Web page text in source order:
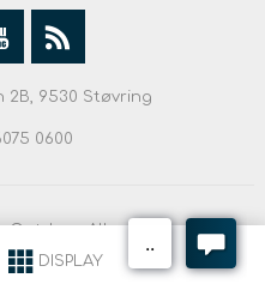
2B, 9530 Støvring
0600
Outdoor. Alla rättigheter
DISPLAY